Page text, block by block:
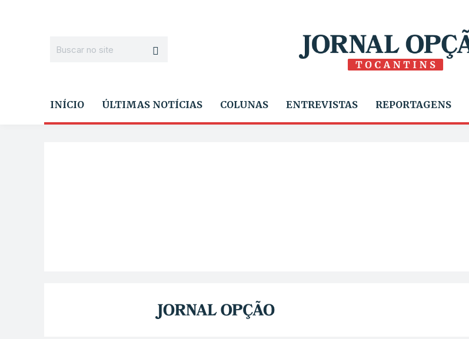
INÍCIO ÚLTIMAS NOTÍCIAS COLUNAS ENTREVISTAS REPORTAGENS